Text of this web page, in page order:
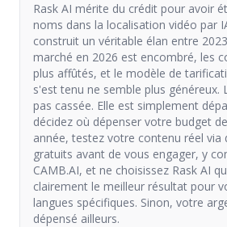
Rask AI mérite du crédit pour avoir
noms dans la localisation vidéo par
construit un véritable élan entre
marché en 2026 est encombré, les
plus affûtés, et le modèle de
s'est tenu ne semble plus
pas cassée. Elle est simplement
décidez où dépenser votre budget
année, testez votre contenu réel via
gratuits avant de vous engager, y
CAMB.AI, et ne choisissez Rask AI
clairement le meilleur résultat pour
langues spécifiques. Sinon, votre
dépensé ailleurs.